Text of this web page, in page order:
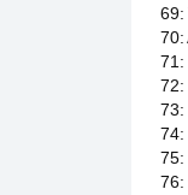
69:
70:
71 :
72:
73:
74:
75:
76: